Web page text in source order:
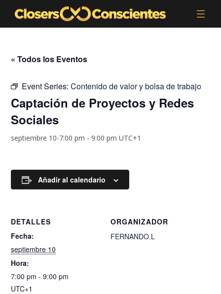
« Todos los Eventos
Event Series:Contenido de valor y bolsa de trabajo
Captación de Proyectos y Redes
Sociales
septiembre 10-7:00 pm -9:00 pm UTC+1
Añadir al calendario
DETALLES
Fecha:
septiembre 10
Hora:
7:00 pm - 9:00 pm
UTC+1
ORGANIZADOR
FERNANDO.L